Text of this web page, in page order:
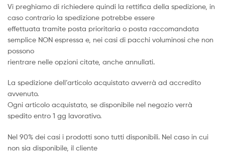
Vi preghiamo di richiedere quindi la rettifica della spedizione, in
caso contrario la spedizione potrebbe essere
effettuata tramite posta prioritaria o posta raccomandata
semplice NON espressa e, nei casi di pacchi voluminosi che non
possono
rientrare nelle opzioni citate, anche annullati.
La spedizione dell’articolo acquistato avverrà ad accredito
avvenuto.
Ogni articolo acquistato, se disponibile nel negozio verrà
spedito entro 1 gg lavorativo.
Nel 90% dei casi i prodotti sono tutti disponibili. Nel caso in cui
non sia disponibile, il cliente